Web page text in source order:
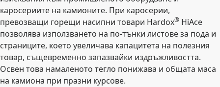
каросериите на камионите. При каросерии,
превозващи горещи насипни товари Hardox® HiAce
позволява използването на по-тънки листове за пода и
страниците, което увеличава капацитета на полезния
товар, същевременно запазвайки издръжливостта.
Освен това намаленото тегло понижава и общата маса
на камиона при празни курсове.